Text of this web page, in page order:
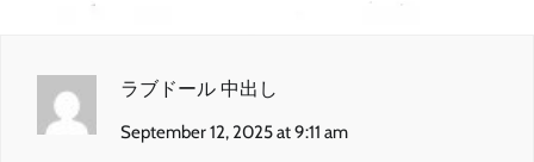
ラブドール 中出し
September 12, 2025 at 9:11 am